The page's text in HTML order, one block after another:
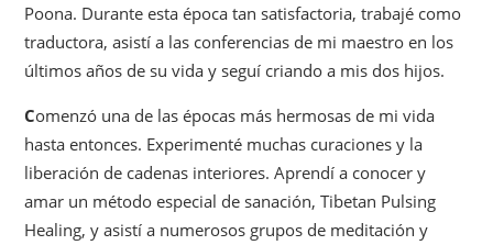
Poona. Durante esta época tan satisfactoria, trabajé como
traductora, asistí a las conferencias de mi maestro en los
últimos años de su vida y seguí criando a mis dos hijos.
Comenzó una de las épocas más hermosas de mi vida
hasta entonces. Experimenté muchas curaciones y la
liberación de cadenas interiores. Aprendí a conocer y
amar un método especial de sanación, Tibetan Pulsing
Healing, y asistí a numerosos grupos de meditación y